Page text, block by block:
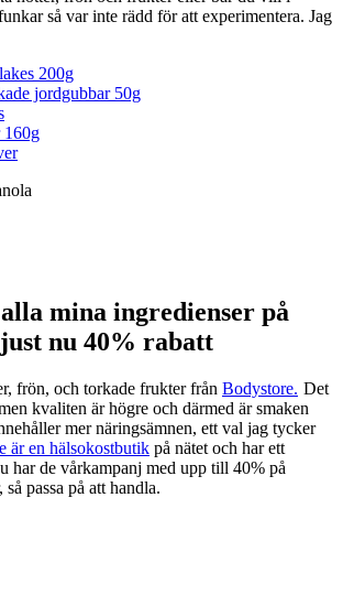
så var inte rädd för att experimentera. Jag
200g
jordgubbar 50g
160g
mina ingredienser på
nu 40% rabatt
frön, och torkade frukter från Bodystore. Det
kvaliten är högre och därmed är smaken
mer näringsämnen, ett val jag tycker
är en hälsokostbutik på nätet och har ett
har de vårkampanj med upp till 40% på
passa på att handla.